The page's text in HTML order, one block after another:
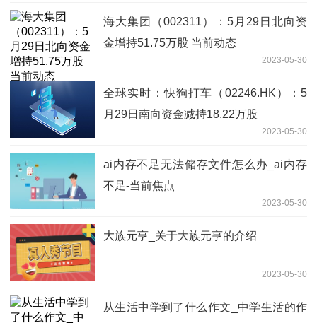
海大集团（002311）：5月29日北向资
金增持51.75万股 当前动态
2023-05-30
全球实时：快狗打车（02246.HK）：5
月29日南向资金减持18.22万股
2023-05-30
ai内存不足无法储存文件怎么办_ai内存
不足-当前焦点
2023-05-30
大族元亨_关于大族元亨的介绍
2023-05-30
从生活中学到了什么作文_中学生活的作